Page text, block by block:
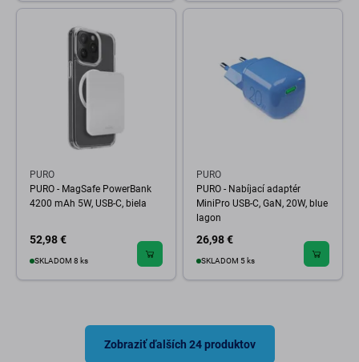
PURO
PURO - MagSafe PowerBank
4200 mAh 5W, USB-C, biela
52,98 €
SKLADOM 8 ks
PURO
PURO - Nabíjací adaptér
MiniPro USB-C, GaN, 20W, blue
lagon
26,98 €
SKLADOM 5 ks
Zobraziť ďalších 24 produktov